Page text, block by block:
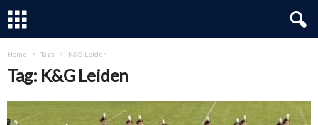
Home Tags K&G Leiden
Tag: K&G Leiden